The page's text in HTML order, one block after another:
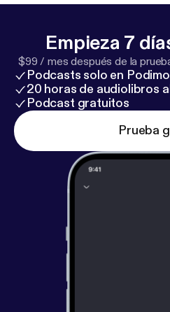
Empieza 7
$99 / mes después de la
Podcasts solo en Podimo
20 horas de audiolibros
Podcast gratuitos
Prueba